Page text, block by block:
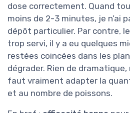
dose correctement. Quand
moins de 2-3 minutes, je n’ai
dépôt particulier. Par contre,
trop servi, il y a eu quelques
restées coincées dans les
dégrader. Rien de dramatique,
faut vraiment adapter la
et au nombre de poissons.